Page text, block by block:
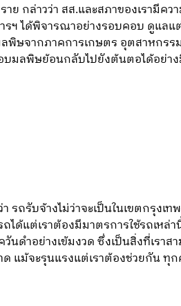
าย กล่าวว่า สส.และสภาของเรามี
ฯ ได้พิจารณาอย่างรอบคอบ ดูแล
พิษจากภาคการเกษตร อุตสาหก
มลพิษย้อนกลับไปยังต้นตอได้อย่า
รถรับจ้างไม่ว่าจะเป็นในเขตกรุง
ถได้แต่เราต้องมีมาตรการใช้รถเ
นดำอย่างเข้มงวด ซึ่งเป็นสิ่งที่เรา
แม้จะรุนแรงแต่เราต้องช่วยกัน